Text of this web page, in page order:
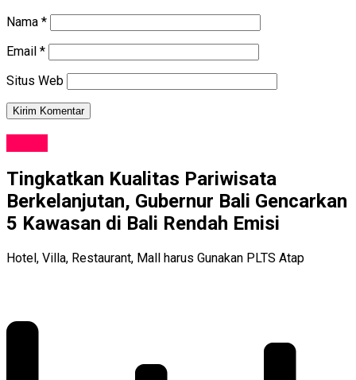
Nama *
Email *
Situs Web
Tingkatkan Kualitas Pariwisata
Berkelanjutan, Gubernur Bali Gencarkan
5 Kawasan di Bali Rendah Emisi
Hotel, Villa, Restaurant, Mall harus Gunakan PLTS Atap